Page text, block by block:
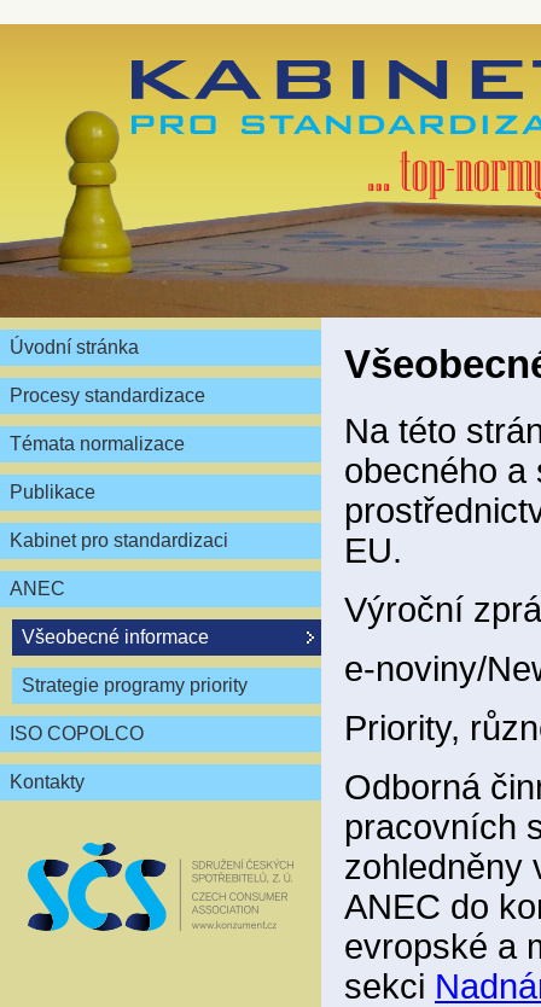
Úvodní stránka
Procesy standardizace
Témata normalizace
Publikace
Kabinet pro standardizaci
ANEC
Všeobecné informace
Strategie programy priority
ISO COPOLCO
Kontakty
Na této
obecného a
EU.
Výroční
e-noviny/
Priority,
Odborná
pracovních
zohledněny
ANEC do
evropské a
sekci